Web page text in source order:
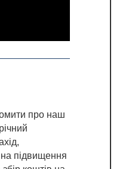
про наш
підвищення